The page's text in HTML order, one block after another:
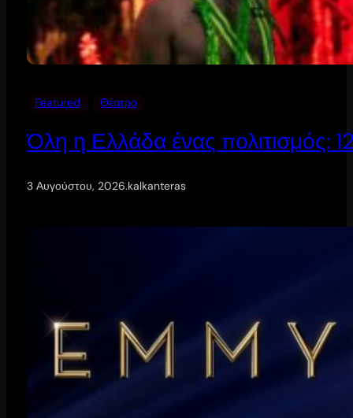
Featured Θέατρο
Όλη η Ελλάδα ένας πολιτισμός:
3 Αυγούστου, 2026.kalkanteras